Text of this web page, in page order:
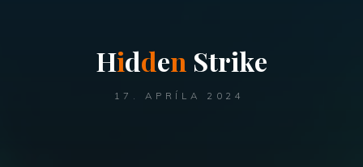
Hidden Strike
17. APRÍLA 2024